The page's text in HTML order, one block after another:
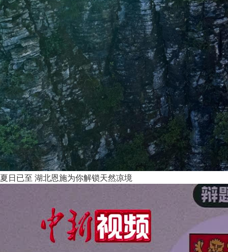
夏日已至 湖北恩施为你解锁天然凉境